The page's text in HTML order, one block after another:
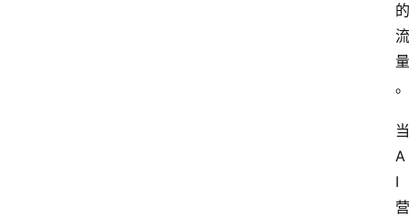
的
流
量
。
当
A
I
营